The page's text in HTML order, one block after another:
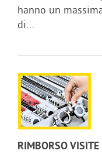
hanno un
di...
RIMBORSO